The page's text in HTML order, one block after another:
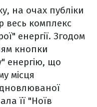
на очах публіки
весь комплекс
енергії. Згодом
кнопки
енергію, що
місця
її "Ноїв